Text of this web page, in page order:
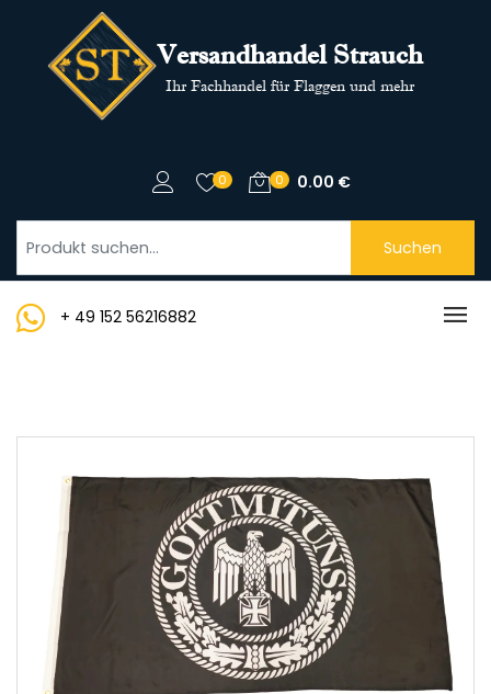
Versandhandel Strauch
Ihr Fachhandel für Flaggen und mehr
0 0 0.00 €
Suchen
+ 49 152 56216882